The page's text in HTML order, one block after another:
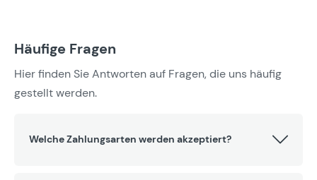
Häufige Fragen
Hier finden Sie Antworten auf Fragen, die uns häufig
gestellt werden.
Welche Zahlungsarten werden akzeptiert?